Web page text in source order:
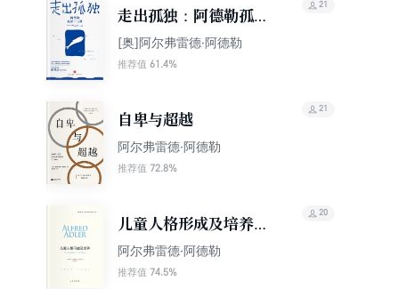
走出孤独：阿德勒孤独
十五讲（正版首发）
【关系心理学家胡慎之
复杂人事）
[奥]阿尔弗雷德·阿德勒
推荐值 61.4%
21
自卑与超越
阿尔弗雷德·阿德勒
推荐值 72.8%
21
儿童人格形成及培养
（阿德勒心理学经典）
阿尔弗雷德·阿德勒
推荐值 74.5%
20